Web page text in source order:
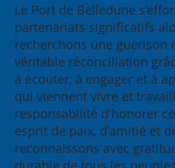
Le Port de Belledune
partenariats significatifs
recherchons une guérison
véritable réconciliation
à écouter, à engager et à
qui viennent vivre et
responsabilité d'honorer
esprit de paix, d'amitié et
reconnaissons avec